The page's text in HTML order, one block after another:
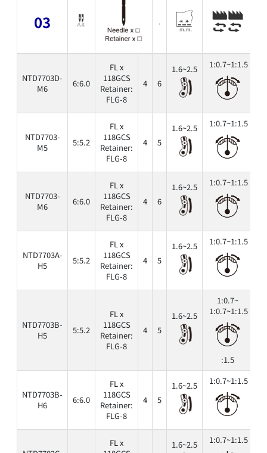
03
NTD7703D-
M6
6:6.0
FL x
118GCS
Retainer:
FLG-8
4 6
1.6~2.5
1:0.7~1:1.5
NTD7703-
M5
5:5.2
FL x
118GCS
Retainer:
FLG-8
4 5
1.6~2.5
1:0.7~1:1.5
NTD7703-
M6
6:6.0
FL x
118GCS
Retainer:
FLG-8
4 6
1.6~2.5
1:0.7~1:1.5
NTD7703A-
H5
5:5.2
FL x
118GCS
Retainer:
FLG-8
4 5
1.6~2.5
1:0.7~1:1.5
NTD7703B-
H5
5:5.2
FL x
118GCS
Retainer:
FLG-8
4 5
1.6~2.5
1:0.7~
1:0.7~1:1.5
:1.5
NTD7703B-
H6
6:6.0
FL x
118GCS
Retainer:
FLG-8
4 5
1.6~2.5
1:0.7~1:1.5
FL x
1.6~2.5
1:0.7~1:1.5